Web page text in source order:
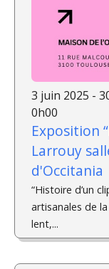
3 juin 2025 -
0h00
Exposition
Larrouy
d'Occitania
“Histoire d’un
artisanales de
lent,...